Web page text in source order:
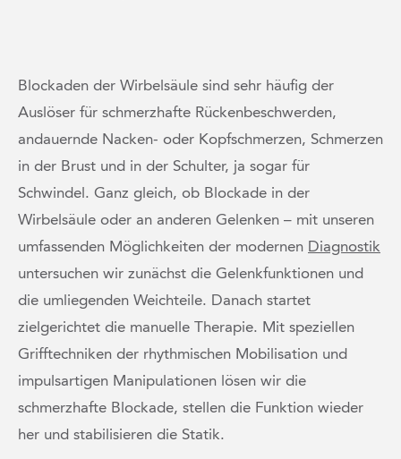
Blockaden der Wirbelsäule sind sehr häufig der
Auslöser für schmerzhafte Rückenbeschwerden,
andauernde Nacken- oder Kopfschmerzen, Schmerzen
in der Brust und in der Schulter, ja sogar für
Schwindel. Ganz gleich, ob Blockade in der
Wirbelsäule oder an anderen Gelenken – mit unseren
umfassenden Möglichkeiten der modernen Diagnostik
untersuchen wir zunächst die Gelenkfunktionen und
die umliegenden Weichteile. Danach startet
zielgerichtet die manuelle Therapie. Mit speziellen
Grifftechniken der rhythmischen Mobilisation und
impulsartigen Manipulationen lösen wir die
schmerzhafte Blockade, stellen die Funktion wieder
her und stabilisieren die Statik.